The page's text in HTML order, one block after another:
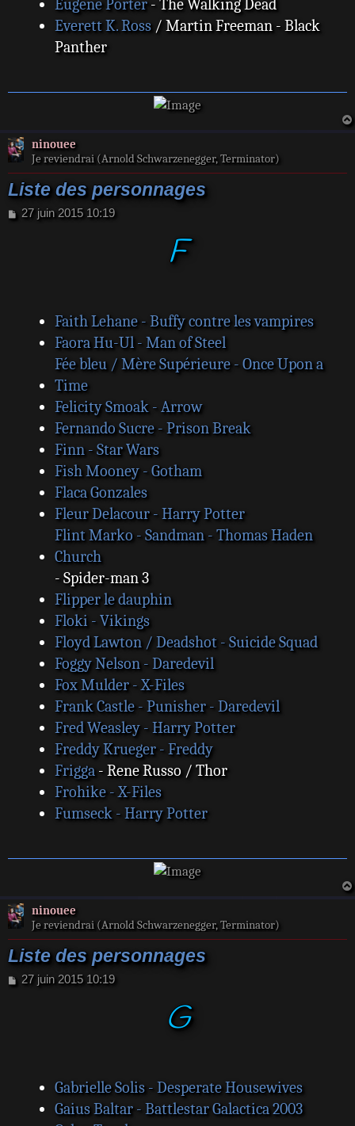
Eugene Porter- The Walking Dead
Everett K. Ross/ Martin Freeman - Black
Panther
ninouee
Je reviendrai (Arnold Schwarzenegger, Terminator)
Liste des personnages
M
27 juin 2015 10:19
F
Faith Lehane - Buffy contre les vampires
Faora Hu-Ul - Man of Steel
Fée bleu / Mère Supérieure - Once Upon a
Time
Felicity Smoak - Arrow
Fernando Sucre - Prison Break
Finn - Star Wars
Fish Mooney - Gotham
Flaca Gonzales
Fleur Delacour - Harry Potter
Flint Marko - Sandman - Thomas Haden
Church
- Spider-man 3
Flipper le dauphin
Floki - Vikings
Floyd Lawton / Deadshot - Suicide Squad
Foggy Nelson - Daredevil
Fox Mulder - X-Files
Frank Castle - Punisher - Daredevil
Fred Weasley - Harry Potter
Freddy Krueger - Freddy
Frigga- Rene Russo / Thor
Frohike - X-Files
Fumseck - Harry Potter
ninouee
Je reviendrai (Arnold Schwarzenegger, Terminator)
Liste des personnages
M
27 juin 2015 10:19
G
Gabrielle Solis - Desperate Housewives
Gaius Baltar - Battlestar Galactica 2003